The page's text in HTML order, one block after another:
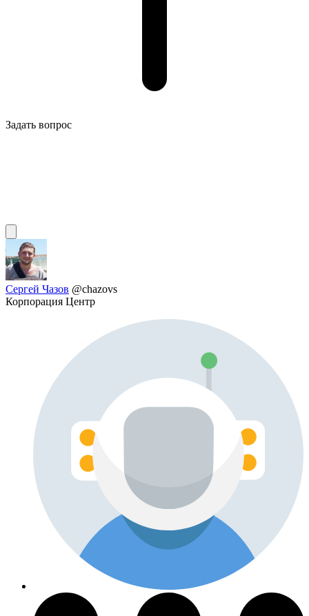
Задать вопрос
Сергей Чазов @chazovs
Корпорация Центр